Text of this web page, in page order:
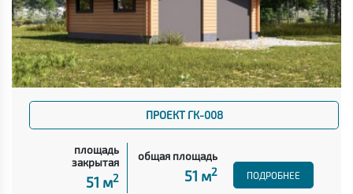
ПРОЕКТ ГК-008
площадь
закрытая
51 м2
общая площадь
51 м2 ПОДРОБНЕЕ